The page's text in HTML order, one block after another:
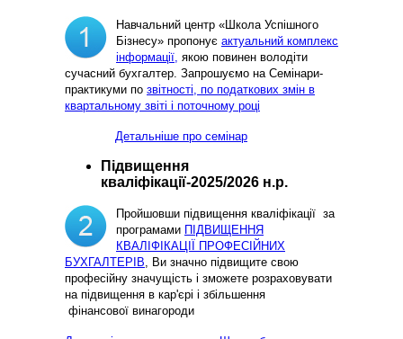
Навчальний центр «Школа Успішного
Бізнесу» пропонує актуальний комплекс
інформації, якою повинен володіти
сучасний бухгалтер. Запрошуємо на Семінари-
практикуми по звітності, по податкових змін в
квартальному звіті і поточному році
Детальніше про семінар
Підвищення
кваліфікації-2025/2026 н.р.
Пройшовши підвищення кваліфікації за
програмами ПІДВИЩЕННЯ
КВАЛІФІКАЦІЇ ПРОФЕСІЙНИХ
БУХГАЛТЕРІВ, Ви значно підвищите свою
професійну значущість і зможете розраховувати
на підвищення в кар'єрі і збільшення
фінансової винагороди